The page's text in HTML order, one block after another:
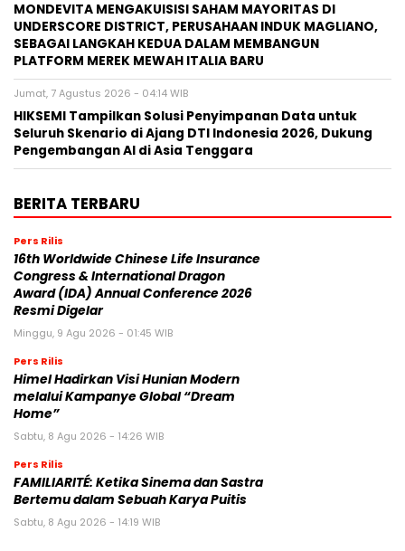
MONDEVITA MENGAKUISISI SAHAM MAYORITAS DI
UNDERSCORE DISTRICT, PERUSAHAAN INDUK MAGLIANO,
SEBAGAI LANGKAH KEDUA DALAM MEMBANGUN
PLATFORM MEREK MEWAH ITALIA BARU
Jumat, 7 Agustus 2026 - 04:14 WIB
HIKSEMI Tampilkan Solusi Penyimpanan Data untuk
Seluruh Skenario di Ajang DTI Indonesia 2026, Dukung
Pengembangan AI di Asia Tenggara
BERITA TERBARU
Pers Rilis
16th Worldwide Chinese Life Insurance
Congress & International Dragon
Award (IDA) Annual Conference 2026
Resmi Digelar
Minggu, 9 Agu 2026 - 01:45 WIB
Pers Rilis
Himel Hadirkan Visi Hunian Modern
melalui Kampanye Global “Dream
Home”
Sabtu, 8 Agu 2026 - 14:26 WIB
Pers Rilis
FAMILIARITÉ: Ketika Sinema dan Sastra
Bertemu dalam Sebuah Karya Puitis
Sabtu, 8 Agu 2026 - 14:19 WIB